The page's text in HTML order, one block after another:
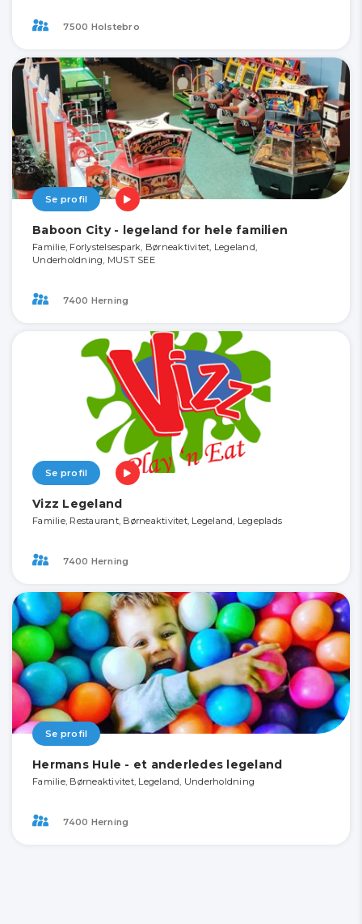
7500 Holstebro
Se profil
Baboon City - legeland for hele familien
Familie, Forlystelsespark, Børneaktivitet, Legeland,
Underholdning, MUST SEE
7400 Herning
Se profil
Vizz Legeland
Familie, Restaurant, Børneaktivitet, Legeland, Legeplads
7400 Herning
Se profil
Hermans Hule - et anderledes legeland
Familie, Børneaktivitet, Legeland, Underholdning
7400 Herning